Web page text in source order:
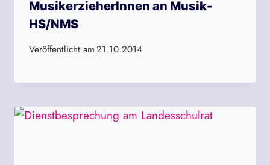
MusikerzieherInnen an Musik-
HS/NMS
Veröffentlicht am21.10.2014